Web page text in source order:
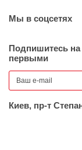
Мы в соцсетях
Подпишитесь на
первыми
Киев, пр-т